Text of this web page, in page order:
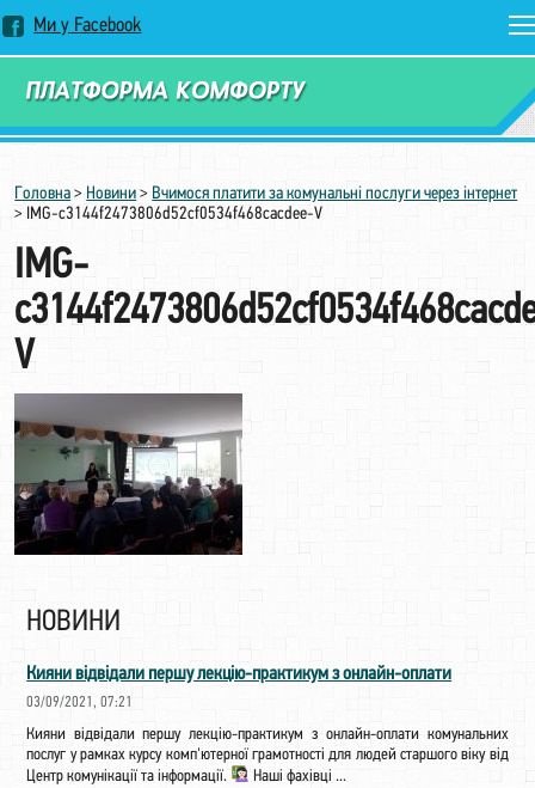
Ми у Facebook
Замовити дзвінок
Головна > Новини > Вчимося платити за комунальні послуги через інтернет
> IMG-c3144f2473806d52cf0534f468cacdee-V
IMG-
V
НОВИНИ
Кияни відвідали першу лекцію-практикум з онлайн-оплати
03/09/2021, 07:21
Кияни відвідали першу лекцію-практикум з онлайн-оплати комунальних
послуг у рамках курсу комп'ютерної грамотності для людей старшого віку від
Центр комунікації та інформації.
Наші фахівці ...